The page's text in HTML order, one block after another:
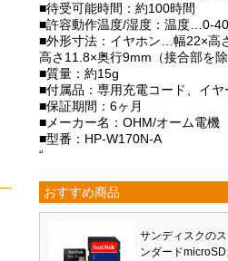
■待受可能時間：約100時間
■許容動作温度/湿度：温度…0-
■外形寸法：イヤホン…幅22×高
高さ11.8×奥行9mm（接合部を
■質量：約15g
■付属品：専用充電コード、イ
■保証期間：6ヶ月
■メーカー名：OHM/オーム電機
■型番：HP-W170N-A
“
おすすめ商品
サンディスクの
ンダード